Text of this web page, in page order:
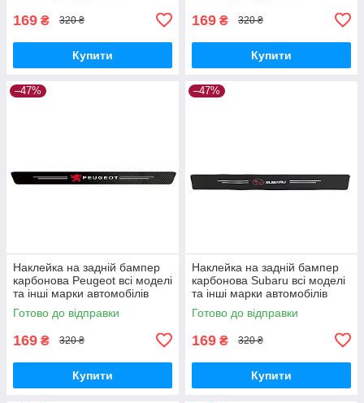
169 ₴ 320 ₴
Купити
169 ₴ 320 ₴
Купити
–47%
Наклейка на задній бампер
карбонова Peugeot всі моделі
та інші марки автомобілів
90х7см
Готово до відправки
169 ₴ 320 ₴
Купити
–47%
Наклейка на задній бампер
карбонова Subaru всі моделі
та інші марки автомобілів
90х7см
Готово до відправки
169 ₴ 320 ₴
Купити